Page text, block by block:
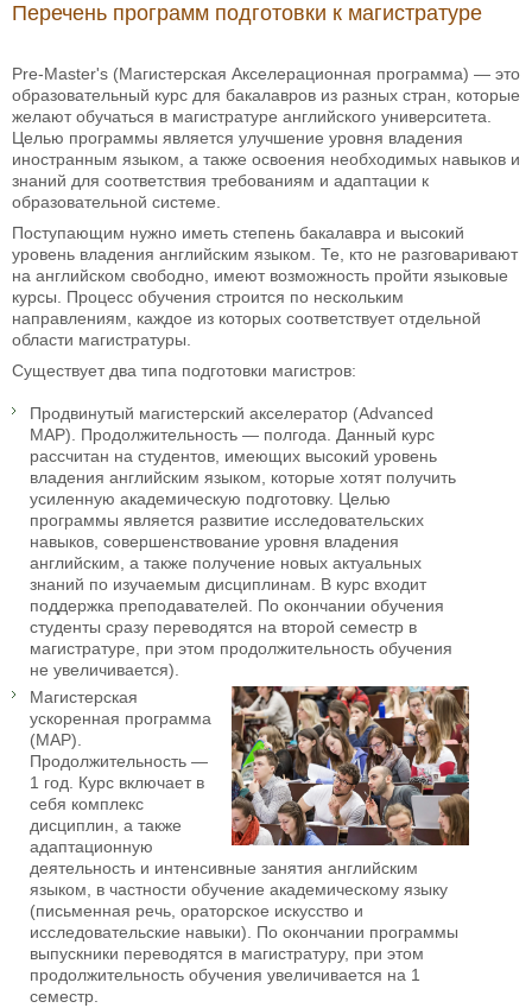
Перечень программ подготовки к магистратуре
Pre-Master's (Магистерская Акселерационная программа) — это
образовательный курс для бакалавров из разных стран, которые
желают обучаться в магистратуре английского университета.
Целью программы является улучшение уровня владения
иностранным языком, а также освоения необходимых навыков и
знаний для соответствия требованиям и адаптации к
образовательной системе.
Поступающим нужно иметь степень бакалавра и высокий
уровень владения английским языком. Те, кто не разговаривают
на английском свободно, имеют возможность пройти языковые
курсы. Процесс обучения строится по нескольким
направлениям, каждое из которых соответствует отдельной
области магистратуры.
Существует два типа подготовки магистров:
Продвинутый магистерский акселератор (Advanced
MAP). Продолжительность — полгода. Данный курс
рассчитан на студентов, имеющих высокий уровень
владения английским языком, которые хотят получить
усиленную академическую подготовку. Целью
программы является развитие исследовательских
навыков, совершенствование уровня владения
английским, а также получение новых актуальных
знаний по изучаемым дисциплинам. В курс входит
поддержка преподавателей. По окончании обучения
студенты сразу переводятся на второй семестр в
магистратуре, при этом продолжительность обучения
не увеличивается).
Магистерская
ускоренная программа
(MAP).
Продолжительность —
1 год. Курс включает в
себя комплекс
дисциплин, а также
адаптационную
деятельность и интенсивные занятия английским
языком, в частности обучение академическому языку
(письменная речь, ораторское искусство и
исследовательские навыки). По окончании программы
выпускники переводятся в магистратуру, при этом
продолжительность обучения увеличивается на 1
семестр.